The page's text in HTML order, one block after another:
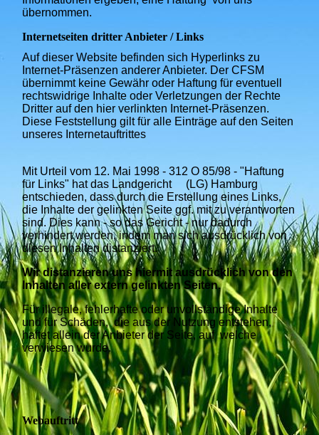
übernommen.
Internetseiten dritter Anbieter / Links
Auf dieser Website befinden sich Hyperlinks zu
Internet-Präsenzen anderer Anbieter. Der CFSM
übernimmt keine Gewähr oder Haftung für eventuell
rechtswidrige Inhalte oder Verletzungen der Rechte
Dritter auf den hier verlinkten Internet-Präsenzen.
Diese Feststellung gilt für alle Einträge auf den Seiten
unseres Internetauftrittes
Mit Urteil vom 12. Mai 1998 - 312 O 85/98 - "Haftung
für Links" hat das Landgericht (LG) Hamburg
entschieden, dass durch die Erstellung eines Links,
die Inhalte der gelinkten Seite ggf. mit zu verantworten
sind. Dies kann - so das Gericht - nur dadurch
verhindert werden, indem man sich ausdrücklich von
diesen Inhalten distanziert.
Wir distanzieren uns hiermit ausdrücklich von den
Inhalten aller extern gelinkten Seiten.
Für illegale, fehlerhafte oder unvollständige Inhalte
und für Schäden, die aus der Nutzung entstehen,
haftet allein der Anbieter der Seite, auf welche
verwiesen wurde.
Webauftritt